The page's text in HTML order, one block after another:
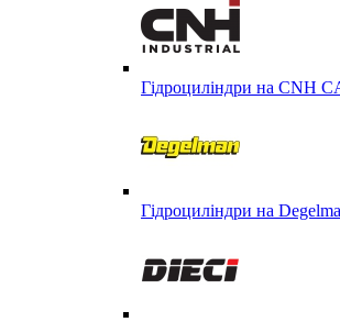
Гідроциліндри на
Гідроциліндри на